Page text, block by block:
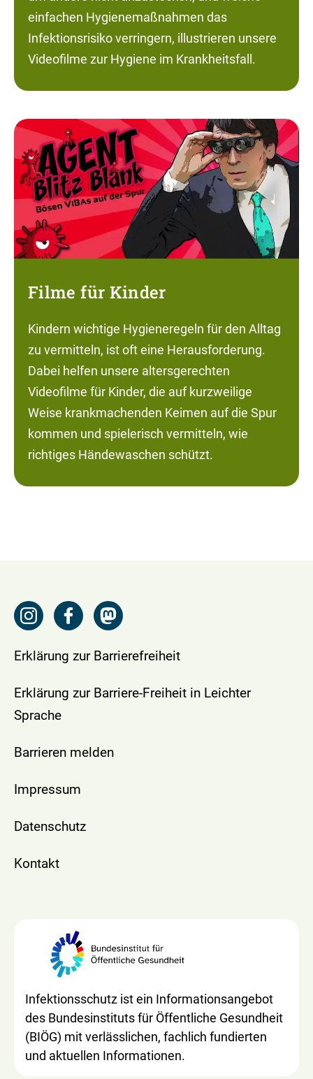
einfachen Hygienemaßnahmen das
Infektionsrisiko verringern, illustrieren unsere
Videofilme zur Hygiene im Krankheitsfall.
Filme für Kinder
Kindern wichtige Hygieneregeln für den Alltag
zu vermitteln, ist oft eine Herausforderung.
Dabei helfen unsere altersgerechten
Videofilme für Kinder, die auf kurzweilige
Weise krankmachenden Keimen auf die Spur
kommen und spielerisch vermitteln, wie
richtiges Händewaschen schützt.
Erklärung zur Barrierefreiheit
Erklärung zur Barriere-Freiheit in Leichter
Sprache
Barrieren melden
Impressum
Datenschutz
Kontakt
Infektionsschutz ist ein Informationsangebot
des Bundesinstituts für Öffentliche Gesundheit
(BIÖG) mit verlässlichen, fachlich fundierten
und aktuellen Informationen.